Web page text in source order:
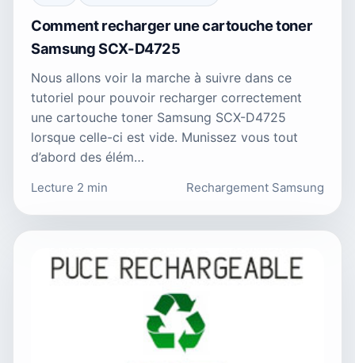
Comment recharger une cartouche toner
Samsung SCX-D4725
Nous allons voir la marche à suivre dans ce
tutoriel pour pouvoir recharger correctement
une cartouche toner Samsung SCX-D4725
lorsque celle-ci est vide. Munissez vous tout
d’abord des élém…
Lecture 2 min Rechargement Samsung